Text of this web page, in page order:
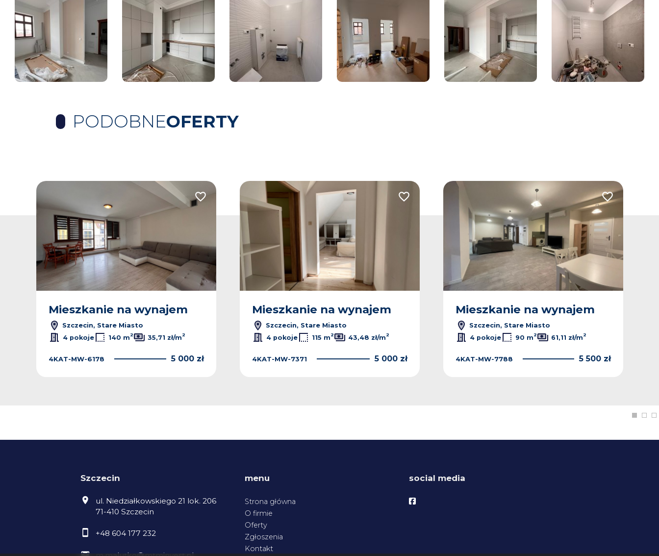
PODOBNEOFERTY
do ulubionych Dodaj do ulubionych
Mieszkanie na wynajem
Szczecin, Stare Miasto
4 pokoje 140 m2 35,71 zł/m2
4KAT-MW-6178 5 000 zł
Dodaj do ulubionych
Mieszkanie na wynajem
Szczecin, Stare Miasto
4 pokoje 115 m2 43,48 zł/m2
4KAT-MW-7371 5 000 zł
Dodaj do
Mieszkanie na wynajem
Szczecin, Stare Miasto
4 pokoje 90 m2 61,11 zł/m2
4KAT-MW-7788 5 500 zł
Szczecin
ul. Niedziałkowskiego 21 lok. 206
71-410 Szczecin
+48 604 177 232
menu
Strona główna
O firmie
Oferty
Zgłoszenia
Kontakt
social media
Facebook